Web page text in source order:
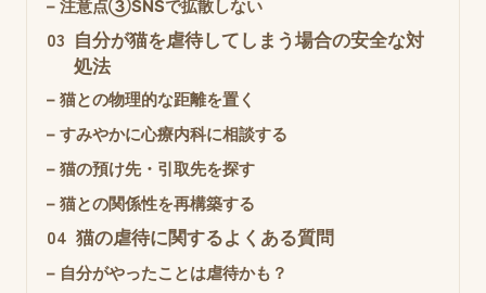
– 注意点③SNSで拡散しない
03 自分が猫を虐待してしまう場合の安全な対
処法
– 猫との物理的な距離を置く
– すみやかに心療内科に相談する
– 猫の預け先・引取先を探す
– 猫との関係性を再構築する
04 猫の虐待に関するよくある質問
– 自分がやったことは虐待かも？